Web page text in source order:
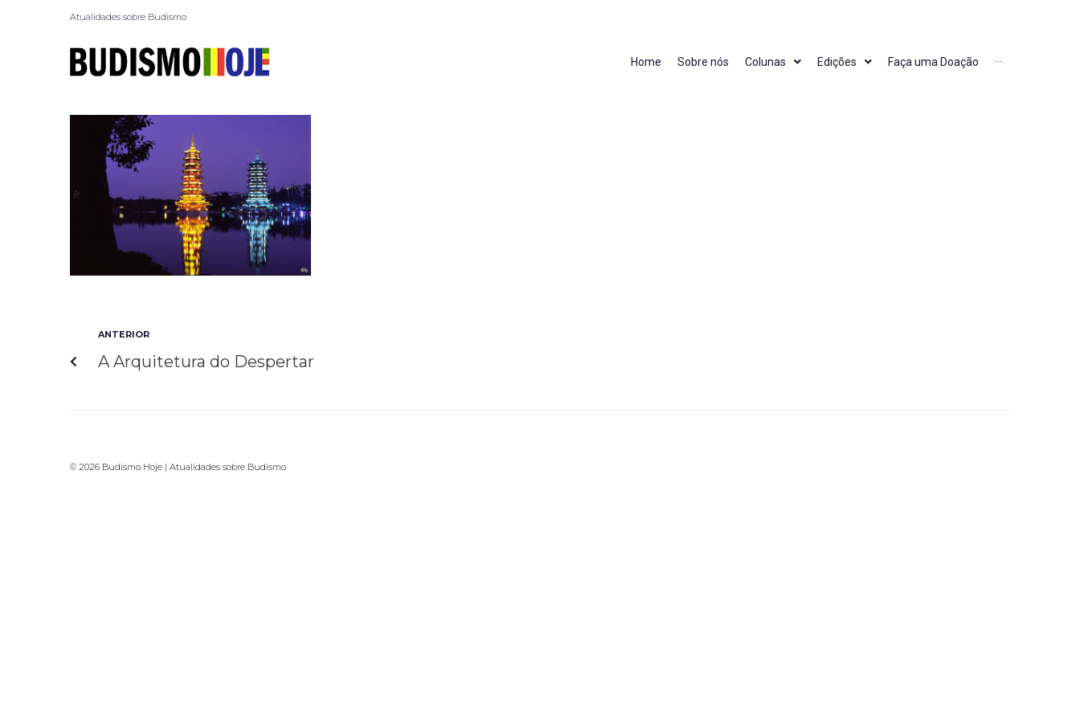
Atualidades sobre Budismo
Home Sobre nós Colunas Edições Faça uma Doação ···
ANTERIOR
A Arquitetura do Despertar
© 2026 Budismo Hoje | Atualidades sobre Budismo